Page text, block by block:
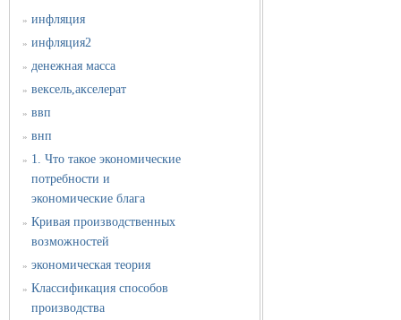
» инфляция
» инфляция2
» денежная масса
» вексель,акселерат
» ввп
» внп
» 1. Что такое экономические
потребности и
экономические блага
» Кривая производственных
возможностей
» экономическая теория
» Классификация способов
производства